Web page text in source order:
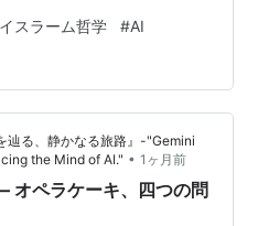
代わりに彼が追い求めたの
て必ず滅びていくのか？」
た『絶対的なルール』でし
学した」と言われる彼のド
私たちにも突き刺さる哲学
ましょう！ 1…
イスラーム哲学 #AI
辿る、静かなる旅路』-"Gemini
the Mind of AI." • 1ヶ月前
オペラケーキ、四つの問